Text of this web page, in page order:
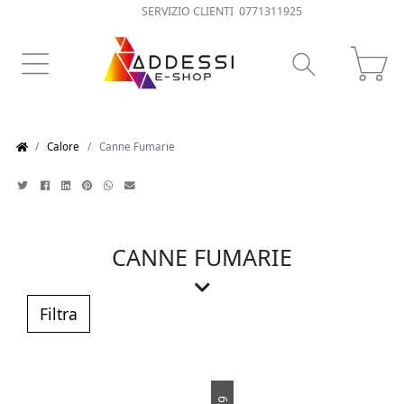
SERVIZIO CLIENTI 0771311925
Calore Canne Fumarie
CANNE FUMARIE
canne fumarierappresentano un
elemento cruciale per la dispersione e lo
scarico dei fumi provenienti da stufe, camini
edoppia parete
Filtra